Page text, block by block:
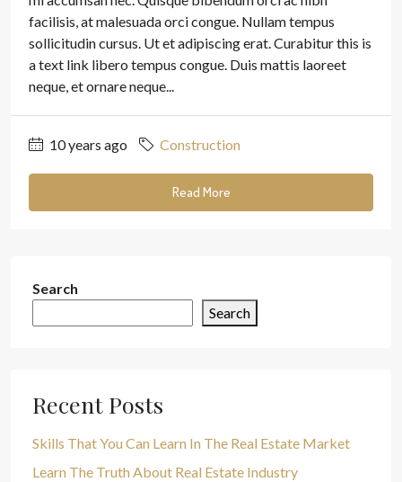
facilisis, at malesuada orci congue. Nullam tempus
sollicitudin cursus. Ut et adipiscing erat. Curabitur this is
a text link libero tempus congue. Duis mattis laoreet
neque, et ornare neque...
10 years ago Construction
Read More
Search
Search
Recent Posts
Skills That You Can Learn In The Real Estate Market
Learn The Truth About Real Estate Industry